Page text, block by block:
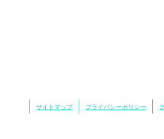
サイトマップ プライバシーポリシー